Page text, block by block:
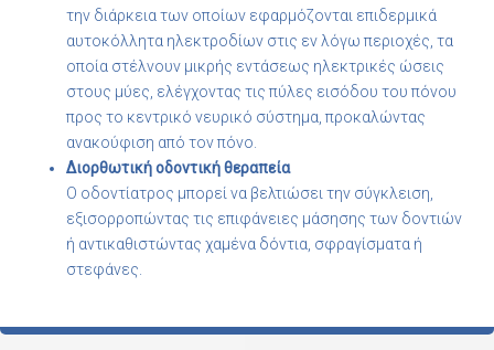
την διάρκεια των οποίων εφαρμόζονται επιδερμικά
αυτοκόλλητα ηλεκτροδίων στις εν λόγω περιοχές, τα
οποία στέλνουν μικρής εντάσεως ηλεκτρικές ώσεις
στους μύες, ελέγχοντας τις πύλες εισόδου του πόνου
προς το κεντρικό νευρικό σύστημα, προκαλώντας
ανακούφιση από τον πόνο.
Διορθωτική οδοντική θεραπεία
Ο οδοντίατρος μπορεί να βελτιώσει την σύγκλειση,
εξισορροπώντας τις επιφάνειες μάσησης των δοντιών
ή αντικαθιστώντας χαμένα δόντια, σφραγίσματα ή
στεφάνες.